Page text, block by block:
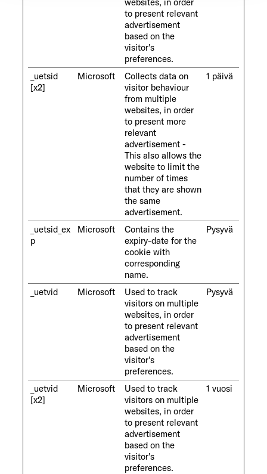
Ermöglichung der Seitennavigation erforderlich sind.
to present relevant
advertisement
based on the
visitor's
preferences.
_uetsid
[x2]
Microsoft
Collects data on
visitor behaviour
from multiple
websites, in order
to present more
relevant
advertisement -
This also allows the
website to limit the
number of times
that they are shown
the same
advertisement.
1 päivä
_uetsid_ex
p
Microsoft
Contains the
expiry-date for the
cookie with
corresponding
name.
Pysyvä
_uetvid Microsoft
Used to track
visitors on multiple
websites, in order
to present relevant
advertisement
based on the
visitor's
preferences.
Pysyvä
_uetvid
[x2]
Microsoft
Used to track
visitors on multiple
websites, in order
to present relevant
advertisement
based on the
visitor's
preferences.
1 vuosi